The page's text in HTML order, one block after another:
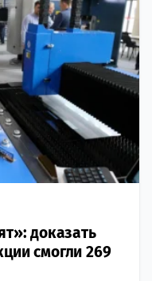
доказать
смогли 269